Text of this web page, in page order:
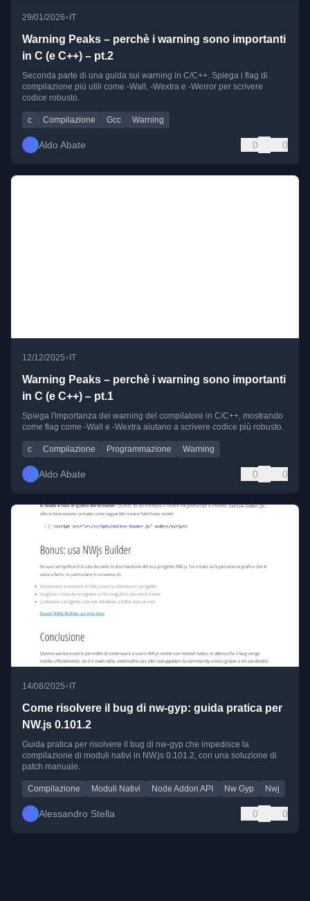
29/01/2026• IT
Warning Peaks – perchè i warning sono importanti
in C (e C++) – pt.2
Seconda parte di una guida sui warning in C/C++. Spiega i flag di
compilazione più utili come -Wall, -Wextra e -Werror per scrivere
codice robusto.
c Compilazione Gcc Warning
Aldo Abate 0 0
12/12/2025•IT
Warning Peaks – perchè i warning sono importanti
in C (e C++) – pt.1
Spiega l'importanza dei warning del compilatore in C/C++, mostrando
come flag come -Wall e -Wextra aiutano a scrivere codice più robusto.
c Compilazione Programmazione Warning
Aldo Abate 0 0
14/08/2025• IT
Come risolvere il bug di nw-gyp: guida pratica per
NW.js 0.101.2
Guida pratica per risolvere il bug di nw-gyp che impedisce la
compilazione di moduli nativi in NW.js 0.101.2, con una soluzione di
patch manuale.
Compilazione Moduli Nativi Node Addon API Nw Gyp Nwj
Alessandro Stella 0 0